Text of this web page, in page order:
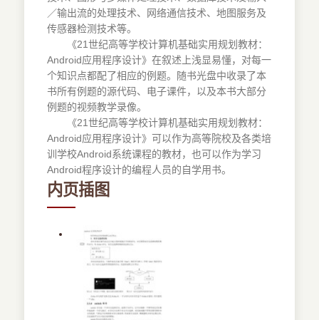
／输出流的处理技术、网络通信技术、地图服务及
传感器检测技术等。
《21世纪高等学校计算机基础实用规划教材：
Android应用程序设计》在叙述上浅显易懂，对每一
个知识点都配了相应的例题。随书光盘中收录了本
书所有例题的源代码、电子课件，以及本书大部分
例题的视频教学录像。
《21世纪高等学校计算机基础实用规划教材：
Android应用程序设计》可以作为高等院校及各类培
训学校Android系统课程的教材，也可以作为学习
Android程序设计的编程人员的自学用书。
内页插图